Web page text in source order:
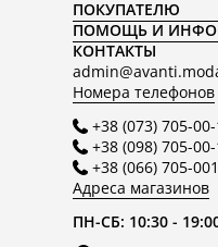
ПОКУПАТЕЛЮ
ПОМОЩЬ И
КОНТАКТЫ
Номера телефонов
+38 (073) 705-
+38 (098) 705-
+38 (066) 705-
Адреса магазинов
ПН-СБ: 10:30 -